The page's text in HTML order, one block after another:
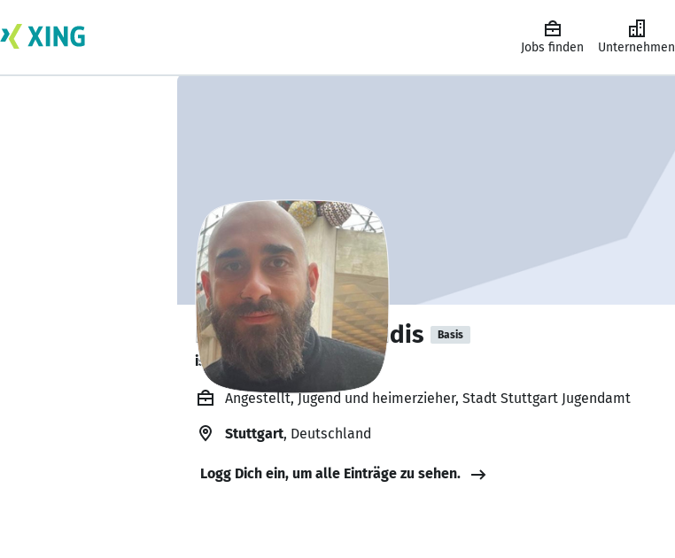
Jobs finden Unternehmen
Nikolaos Ikonomidis Basis
ist offen für Projekte. 🔎
Angestellt, Jugend und heimerzieher, Stadt Stuttgart Jugendamt
Stuttgart, Deutschland
Logg Dich ein, um alle Einträge zu sehen.